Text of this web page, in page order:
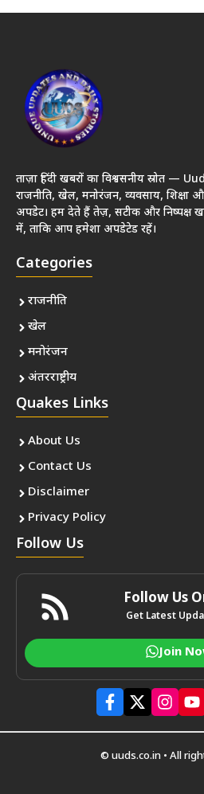
ताज़ा हिंदी खबरों का विश्वसनीय स्रोत — Uuds
राजनीति, खेल, मनोरंजन, व्यवसाय, शिक्षा
अपडेट। हम देते हैं तेज़, सटीक और निष्पक्ष
में, ताकि आप हमेशा अपडेटेड रहें।
Categories
राजनीति
खेल
मनोरंजन
अंतरराष्ट्रीय
Quakes Links
About Us
Contact Us
Disclaimer
Privacy Policy
Follow Us
Follow Us
Get Latest
Join
© uuds.co.in • All